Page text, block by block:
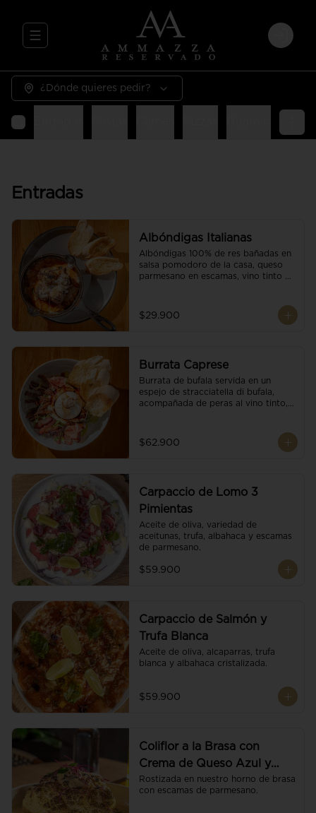
Abrir menu de navegación Login
¿Dónde quieres pedir?
Entradas
Albóndigas Italianas
Albóndigas 100% de res bañadas en
salsa pomodoro de la casa, queso
parmesano en escamas, vino tinto y
$29.900
Burrata Caprese
Burrata de bufala servida en un
espejo de stracciatella di bufala,
acompañada de peras al vino tinto,
pesto y reducción de balsámico.
$62.900
Carpaccio de Lomo 3
Pimientas
Aceite de oliva, variedad de
aceitunas, trufa, albahaca y escamas
de parmesano.
$59.900
Carpaccio de Salmón y
Trufa Blanca
Aceite de oliva, alcaparras, trufa
blanca y albahaca cristalizada.
$59.900
Coliflor a la Brasa con
Crema de Queso Azul y
Vino
Rostizada en nuestro horno de brasa
con escamas de parmesano.